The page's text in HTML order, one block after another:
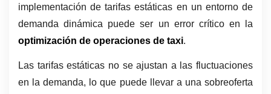
implementación de tarifas estáticas en un entorno de
optimización de operaciones de taxi.
Las tarifas estáticas no se ajustan a las fluctuaciones
en la demanda, lo que puede llevar a una sobreoferta